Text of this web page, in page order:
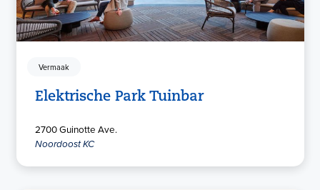
Vermaak
Elektrische Park Tuinbar
2700 Guinotte Ave.
Noordoost KC